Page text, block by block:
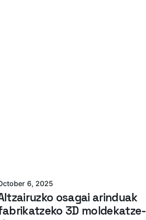
6, 2025
osagai arinduak
3D moldekatze-